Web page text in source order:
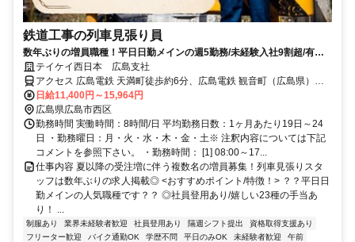
鉄道工事の列車見張り員
数年ぶりの増員職種！平日日勤メインの週5勤務/未経験入社9割超/有休
消化率100％を実現！
テイケイ西日本 広島支社
アクセス 広島電鉄 天満町徒歩約6分、広島電鉄 観音町（広島県）徒
歩約8分、広島電鉄 十日市町徒歩約8分 上天満町バス停（約1分）
日給11,400円～15,964円
広島県広島市西区
勤務時間 実働時間：8時間/日 平均勤務日数：1ヶ月あたり19日～24
日 ・勤務曜日：月・火・水・木・金・土※ 注釈内容については下記
コメントを参照下さい。 ・勤務時間： [1] 08:00～17...
仕事内容 夏以降の受注増に伴う複数名の増員募集！列車見張りスタ
ッフは数年ぶりの求人掲載◎ <おすすめポイント/特徴！> ？？平日日
勤メインの人気職種です？？ ◎社員登用あり/嬉しい23種の手当あ
り！ ...
制服あり 業界未経験者歓迎 社員登用あり 隔週シフト提出
資格取得支援あり
フリーター歓迎
バイク通勤OK 学歴不問 平日のみOK 未経験者歓迎
午前